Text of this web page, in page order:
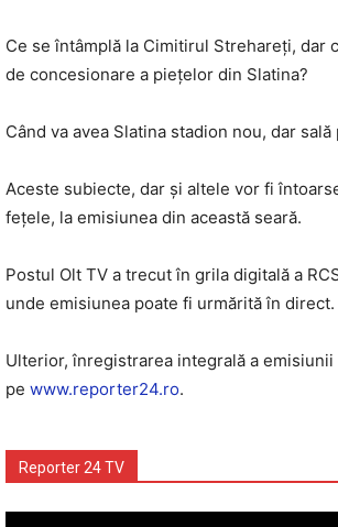
Ce se întâmplă la Cimitirul Strehareţi, dar
de concesionare a pieţelor din Slatina?
Când va avea Slatina stadion nou, dar sală
Aceste subiecte, dar şi altele vor fi
feţele, la emisiunea din această seară.
Postul Olt TV a trecut în grila digitală a
unde emisiunea poate fi urmărită în direct.
Ulterior, înregistrarea integrală a
pe www.reporter24.ro.
Reporter 24 TV